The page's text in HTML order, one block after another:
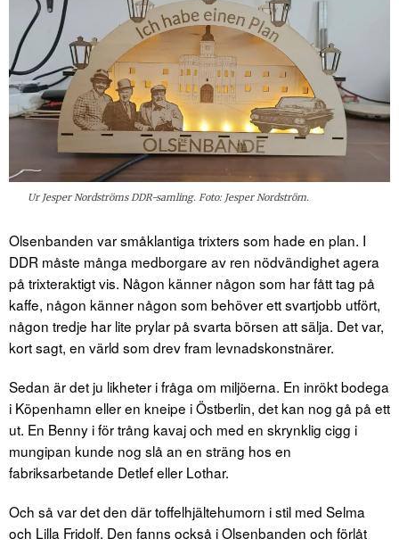
Ur Jesper Nordströms DDR-samling. Foto: Jesper Nordström.
Olsenbanden var småklantiga trixters som hade en plan. I
DDR måste många medborgare av ren nödvändighet agera
på trixteraktigt vis. Någon känner någon som har fått tag på
kaffe, någon känner någon som behöver ett svartjobb utfört,
någon tredje har lite prylar på svarta börsen att sälja. Det var,
kort sagt, en värld som drev fram levnadskonstnärer.
Sedan är det ju likheter i fråga om miljöerna. En inrökt bodega
i Köpenhamn eller en kneipe i Östberlin, det kan nog gå på ett
ut. En Benny i för trång kavaj och med en skrynklig cigg i
mungipan kunde nog slå an en sträng hos en
fabriksarbetande Detlef eller Lothar.
Och så var det den där toffelhjältehumorn i stil med Selma
och Lilla Fridolf. Den fanns också i Olsenbanden och förlåt